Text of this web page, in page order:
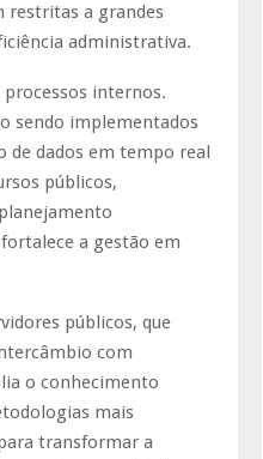
restritas a grandes
administrativa.
internos.
sendo implementados
de dados em tempo real
públicos,
a gestão em
públicos, que
com
o conhecimento
mais
transformar a